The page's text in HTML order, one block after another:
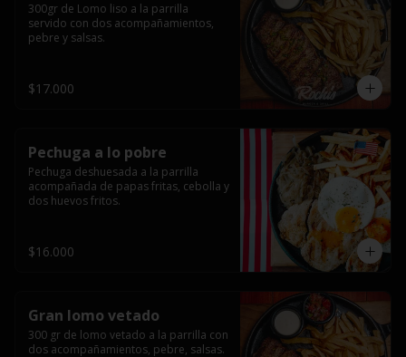
300gr de Lomo liso a la parrilla
servido con dos acompañamientos,
pebre y salsas.
$17.000
Pechuga a lo pobre
Pechuga deshuesada a la parrilla
acompañada de papas fritas, cebolla y
dos huevos fritos.
$16.000
Gran lomo vetado
300 gr de lomo vetado a la parrilla con
dos acompañamientos, pebre, salsas.